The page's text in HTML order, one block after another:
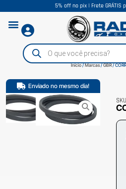
5% off no pix | Frete GRÁTIS
Início/Marcas/GBR/
Enviado no mesmo dia!